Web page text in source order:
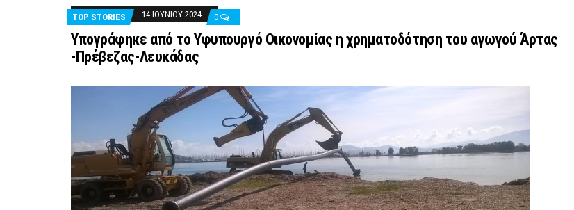
TOP STORIES 14 ΙΟΥΝΊΟΥ 2024 0
Υπογράφηκε από το Υφυπουργό Οικονομίας η χρηματοδότηση του αγωγού Άρτας
-Πρέβεζας-Λευκάδας